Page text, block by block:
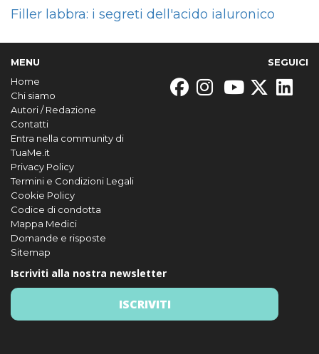
Filler labbra: i segreti dell'acido ialuronico
MENU
Home
Chi siamo
Autori / Redazione
Contatti
Entra nella community di
TuaMe.it
Privacy Policy
Termini e Condizioni Legali
Cookie Policy
Codice di condotta
Mappa Medici
Domande e risposte
Sitemap
SEGUICI
Iscriviti alla nostra newsletter
ISCRIVITI